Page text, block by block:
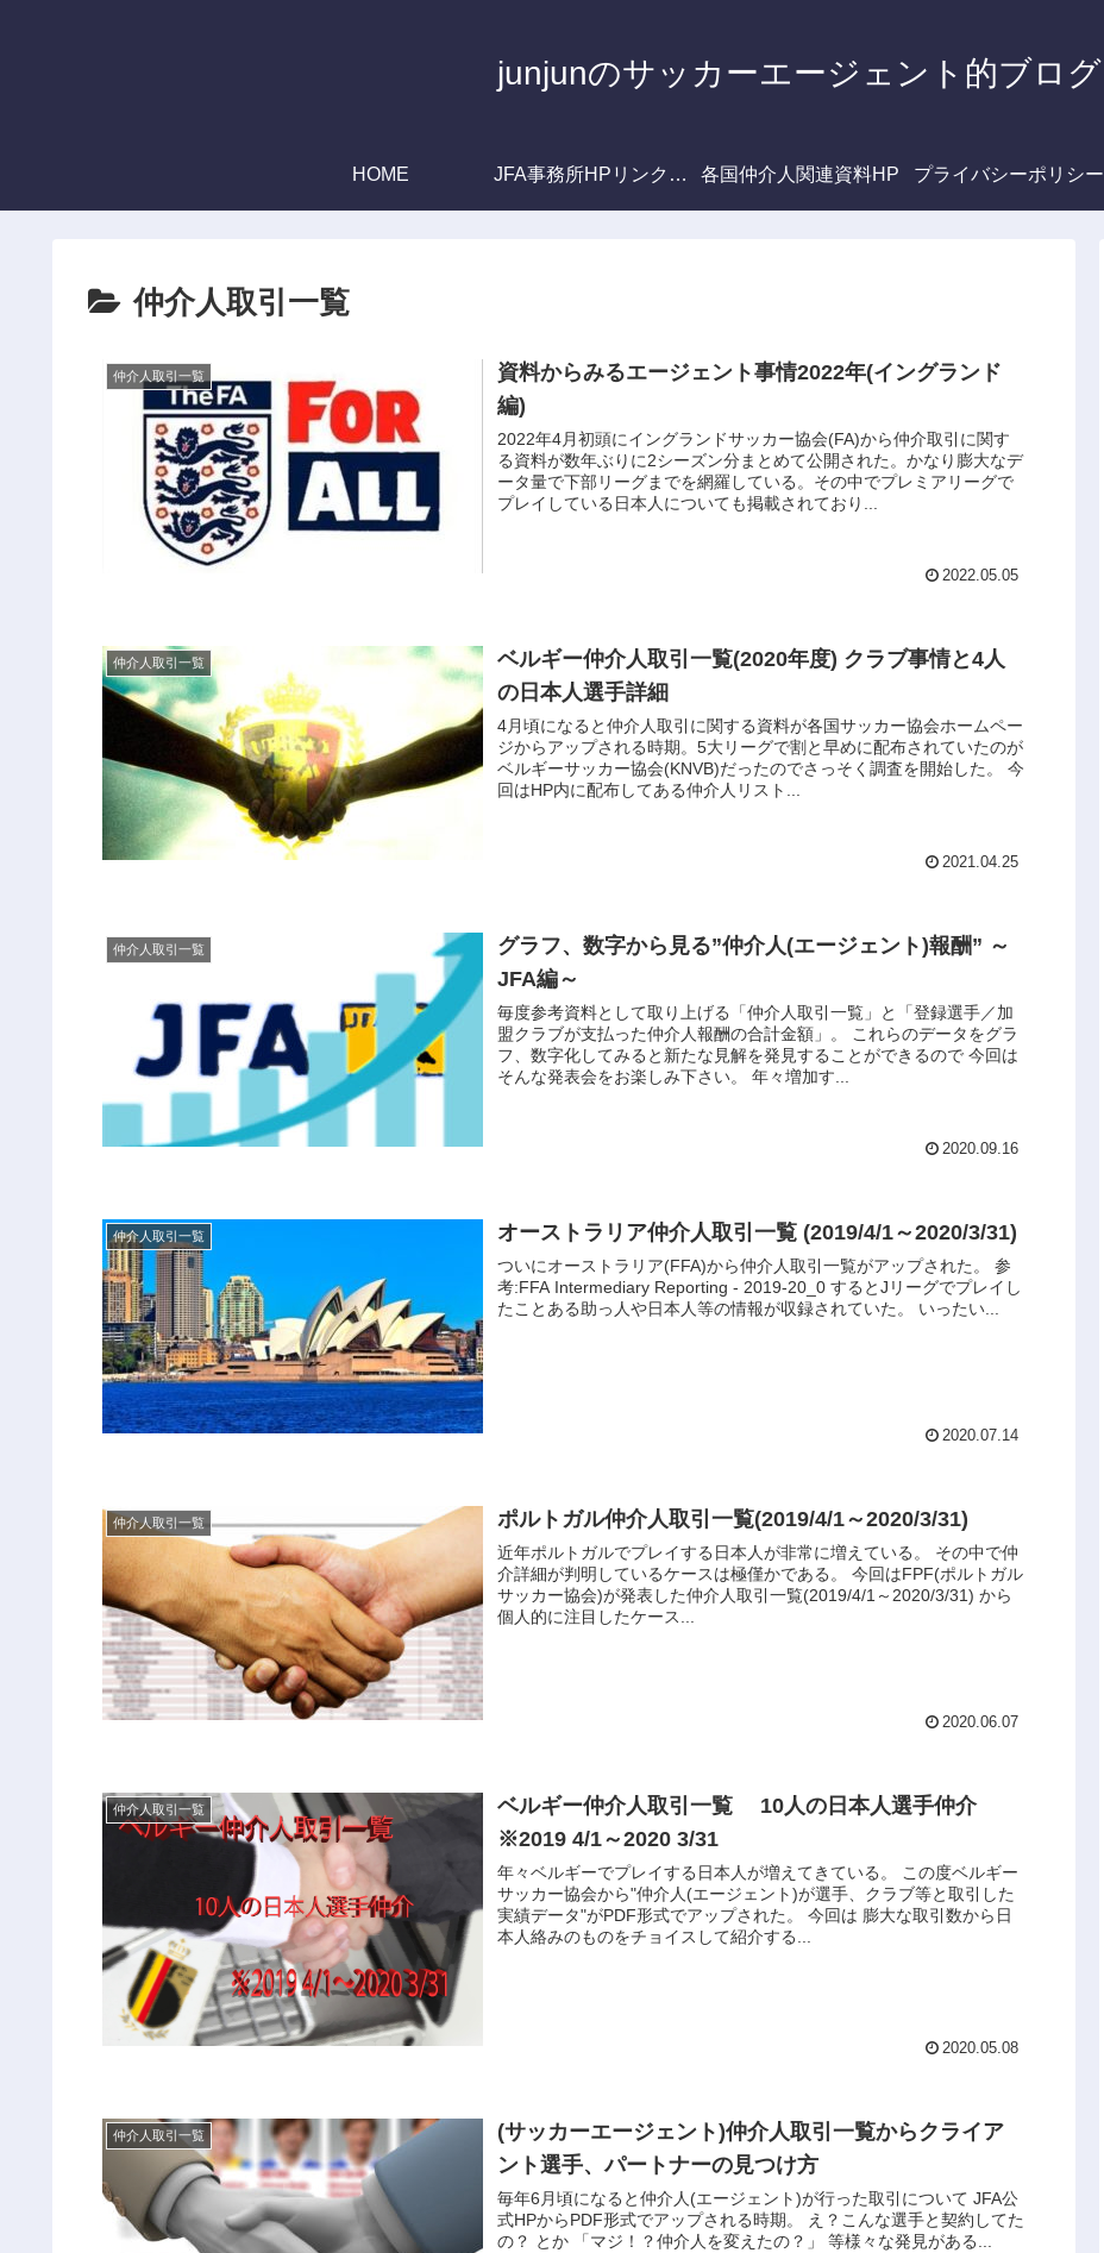
junjunのサッカーエージェント的ブログ
HOME JFA事務所HPリンク一 各国仲介人関連資料HP プライバシーポリシー
仲介人取引一覧
仲介人取引一覧
資料からみるエージェント事情2022年(イングランド
編)
2022年4月初頭にイングランドサッカー協会(FA)から仲介取引に関す
る資料が数年ぶりに2シーズン分まとめて公開された。かなり膨大なデ
ータ量で下部リーグまでを網羅している。その中でプレミアリーグで
プレイしている日本人についても掲載されており...
2022.05.05
仲介人取引一覧
ベルギー仲介人取引一覧(2020年度) クラブ事情と4人
の日本人選手詳細
4月頃になると仲介人取引に関する資料が各国サッカー協会ホームペー
ジからアップされる時期。5大リーグで割と早めに配布されていたのが
ベルギーサッカー協会(KNVB)だったのでさっそく調査を開始した。 今
回はHP内に配布してある仲介人リスト...
2021.04.25
仲介人取引一覧
グラフ、数字から見る”仲介人(エージェント)報酬” ～
JFA編～
毎度参考資料として取り上げる「仲介人取引一覧」と「登録選手／加
盟クラブが支払った仲介人報酬の合計金額」。 これらのデータをグラ
フ、数字化してみると新たな見解を発見することができるので 今回は
そんな発表会をお楽しみ下さい。 年々増加す...
2020.09.16
仲介人取引一覧 オーストラリア仲介人取引一覧 (2019/4/1～2020/3/31)
ついにオーストラリア(FFA)から仲介人取引一覧がアップされた。 参
考:FFA Intermediary Reporting - 2019-20_0 するとJリーグでプレイし
たことある助っ人や日本人等の情報が収録されていた。 いったい...
2020.07.14
仲介人取引一覧 ポルトガル仲介人取引一覧(2019/4/1～2020/3/31)
近年ポルトガルでプレイする日本人が非常に増えている。 その中で仲
介詳細が判明しているケースは極僅かである。 今回はFPF(ポルトガル
サッカー協会)が発表した仲介人取引一覧(2019/4/1～2020/3/31) から
個人的に注目したケース...
2020.06.07
仲介人取引一覧
ベルギー仲介人取引一覧 10人の日本人選手仲介
※2019 4/1～2020 3/31
年々ベルギーでプレイする日本人が増えてきている。 この度ベルギー
サッカー協会から"仲介人(エージェント)が選手、クラブ等と取引した
実績データ"がPDF形式でアップされた。 今回は 膨大な取引数から日
本人絡みのものをチョイスして紹介する...
2020.05.08
仲介人取引一覧
(サッカーエージェント)仲介人取引一覧からクライア
ント選手、パートナーの見つけ方
毎年6月頃になると仲介人(エージェント)が行った取引について JFA公
式HPからPDF形式でアップされる時期。 え？こんな選手と契約してた
の？ とか 「マジ！？仲介人を変えたの？」 等様々な発見がある...